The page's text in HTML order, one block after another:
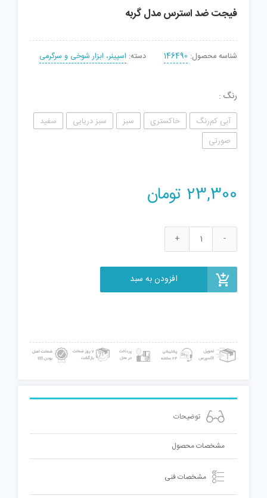
فیجت ضد استرس مدل گربه
شناسه محصول: 146490 دسته: اسپینر، ابزار شوخی و سرگرمی
رنگ
آبی کم‌رنگ خاکستری سبز سبز دریایی
سفید
صورتی
23,300 تومان
فیجت
افزودن به سبد
توضیحات
مشخصات محصول
مشخصات فنی